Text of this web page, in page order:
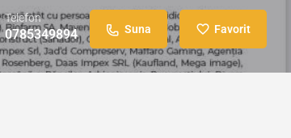
Telefon
0785349894 Suna Favorit